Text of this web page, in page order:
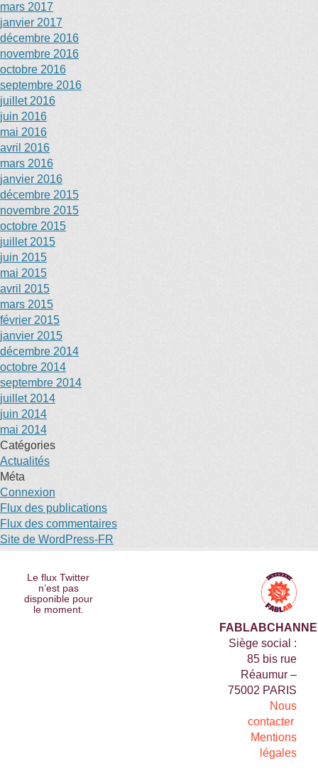
mars 2017
janvier 2017
décembre 2016
novembre 2016
octobre 2016
septembre 2016
juillet 2016
juin 2016
mai 2016
avril 2016
mars 2016
janvier 2016
décembre 2015
novembre 2015
octobre 2015
juillet 2015
juin 2015
mai 2015
avril 2015
mars 2015
février 2015
janvier 2015
décembre 2014
octobre 2014
septembre 2014
juillet 2014
juin 2014
mai 2014
Catégories
Actualités
Méta
Connexion
Flux des publications
Flux des commentaires
Site de WordPress-FR
Le flux Twitter
n’est pas
disponible pour
le moment.
Siège social :
85 bis rue
Réaumur –
75002 PARIS
Nous
contacter
Mentions
légales